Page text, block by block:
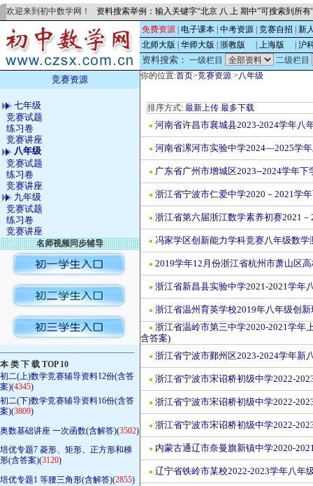
欢迎来到初中数学网！ 资料搜索举例：输入关键字“北京 八 上 期中”可搜索到所
免费资源 电子课本 中考资源 竞赛自招
新
北师大版
华师大版 浙教版 上海版 沪
资料搜索： 一级栏目 二级栏目
竞赛资源
七年级
竞赛试题
练习卷
竞赛讲座
八年级
竞赛试题
练习卷
竞赛讲座
九年级
竞赛试题
练习卷
竞赛讲座
名师视频同步辅导
————————————————
本 类 下 载 TOP 10
初二(上)数学竞赛辅导资料12份(含答
案)(4345)
初二(下)数学竞赛辅导资料16份(含答
案)(3809)
奥数基础讲座 一次函数(含解答)(3502)
培优专题7 菱形、矩形、正方形和梯
形(含答案)(3120)
培优专题1 等腰三角形(含解答)(2855)
你的位置:首页>竞赛资源 >八年级
排序方式: 最新上传 最多下载
● 河南省许昌市襄城县2023-2024学年八
● 河南省漯河市实验中学2024—2025学
● 广东省广州市增城区2023--2024学年
● 浙江省宁波市仁爱中学2020－2021学
● 浙江省第六届浙江数学素养初赛2021
● 冯家学区创新能力学科竞赛八年级数学
● 2019学年12月份浙江省杭州市萧山区
● 浙江省新昌县实验中学2021-2021学年
● 浙江省温州育英学校2019年八年级创
● 浙江省温岭市第三中学2020-2021学年
含答案)
● 浙江省宁波市鄞州区2023-2024学年新
● 浙江省宁波市宋诏桥初级中学2022-
● 浙江省宁波市宋诏桥初级中学2022-
● 浙江省宁波市宋诏桥初级中学2022-
● 内蒙古通辽市奈曼旗新镇中学2020-
● 辽宁省铁岭市某校2022-2023学年八年